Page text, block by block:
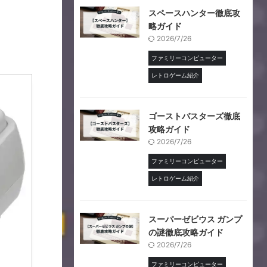
スペースハンター徹底攻
略ガイド
2026/7/26
ファミリーコンピューター
レトロゲーム紹介
ゴーストバスターズ徹底
攻略ガイド
2026/7/26
ファミリーコンピューター
レトロゲーム紹介
スーパーゼビウス ガンプ
の謎徹底攻略ガイド
2026/7/26
ファミリーコンピューター